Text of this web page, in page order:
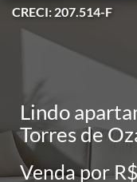
CRECI: 207.514-F
Lindo
Torres de
Venda por